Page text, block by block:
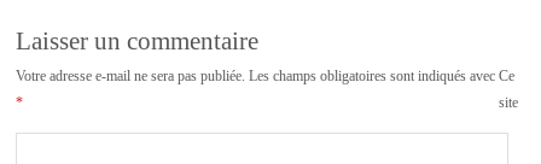
Laisser un commentaire
Votre adresse e-mail ne sera pas publiée. Les champs obligatoires sont indiqués avec
*
Ce
site